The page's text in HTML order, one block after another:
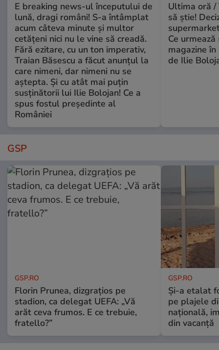
E breaking news-ul începutului de
lună, dragi români! S-a întâmplat
acum câteva minute și multor
cetățeni nici nu le vine să creadă.
Fără ezitare, cu un ton imperativ,
Traian Băsescu a făcut anunțul la
care nimeni, dar nimeni nu se
aștepta. Și cu atât mai puțin
susținătorii lui Ilie Bolojan! Ce a
spus fostul președinte al
României
Ultima oră /
să știe!
Ce
magazine
de Ilie
GSP
GSP.RO
Florin Prunea, dizgrațios pe
stadion, ca delegat UEFA: „Vă
arăt ceva frumos. E ce trebuie,
fratello?”
GSP.RO
Și-a etalat
pe plajele
națională,
din vacanță